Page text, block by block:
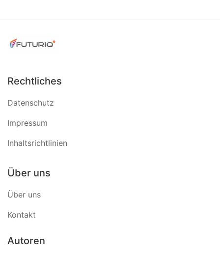
Rechtliches
Datenschutz
Impressum
Inhaltsrichtlinien
Über uns
Über uns
Kontakt
Autoren